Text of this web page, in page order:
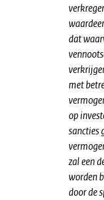
dat
met
op
sancties
zal een
worden
door de